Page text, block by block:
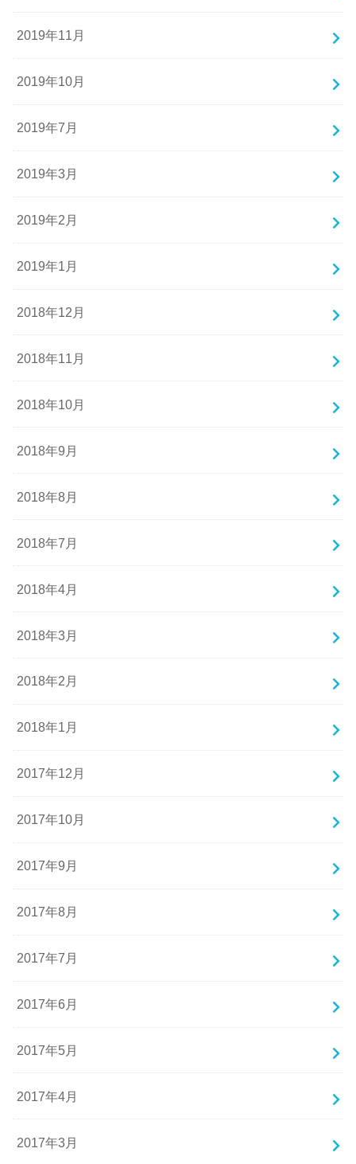
2019年11月
2019年10月
2019年7月
2019年3月
2019年2月
2019年1月
2018年12月
2018年11月
2018年10月
2018年9月
2018年8月
2018年7月
2018年4月
2018年3月
2018年2月
2018年1月
2017年12月
2017年10月
2017年9月
2017年8月
2017年7月
2017年6月
2017年5月
2017年4月
2017年3月